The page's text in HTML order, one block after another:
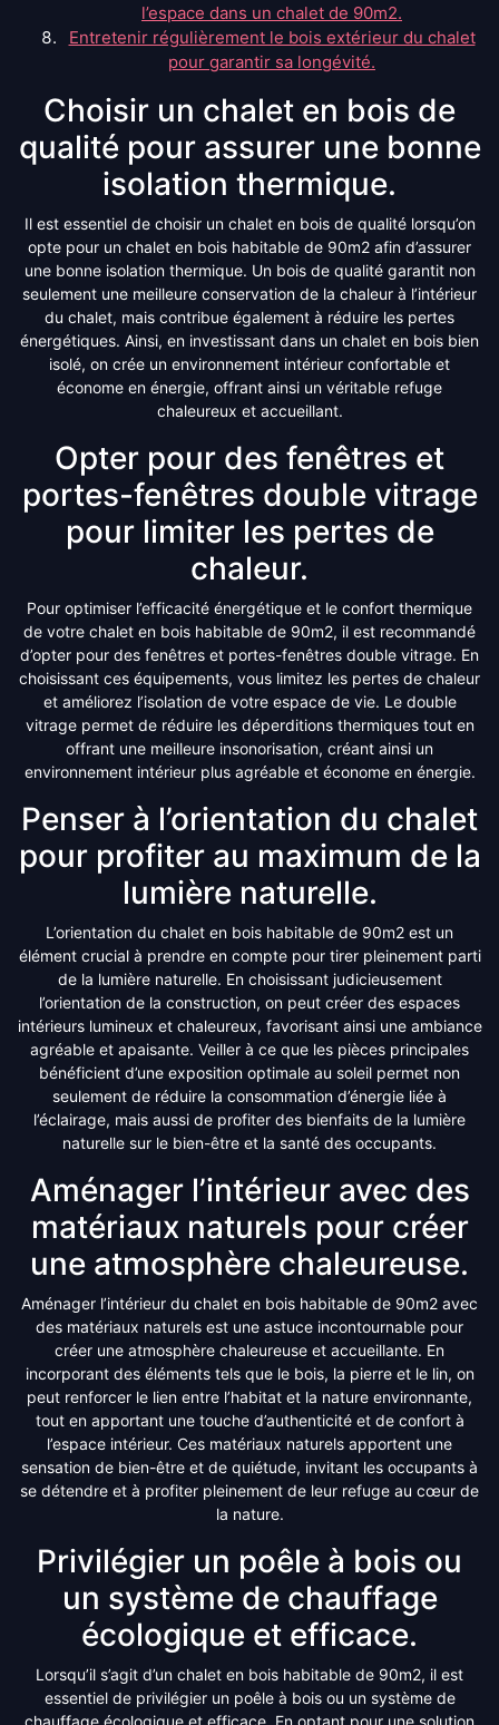
l’espace dans un chalet de 90m2.
Entretenir régulièrement le bois extérieur du chalet
pour garantir sa longévité.
Choisir un chalet en bois de
qualité pour assurer une bonne
isolation thermique.
Il est essentiel de choisir un chalet en bois de qualité lorsqu’on
opte pour un chalet en bois habitable de 90m2 afin d’assurer
une bonne isolation thermique. Un bois de qualité garantit non
seulement une meilleure conservation de la chaleur à l’intérieur
du chalet, mais contribue également à réduire les pertes
énergétiques. Ainsi, en investissant dans un chalet en bois bien
isolé, on crée un environnement intérieur confortable et
économe en énergie, offrant ainsi un véritable refuge
chaleureux et accueillant.
Opter pour des fenêtres et
portes-fenêtres double vitrage
pour limiter les pertes de
chaleur.
Pour optimiser l’efficacité énergétique et le confort thermique
de votre chalet en bois habitable de 90m2, il est recommandé
d’opter pour des fenêtres et portes-fenêtres double vitrage. En
choisissant ces équipements, vous limitez les pertes de chaleur
et améliorez l’isolation de votre espace de vie. Le double
vitrage permet de réduire les déperditions thermiques tout en
offrant une meilleure insonorisation, créant ainsi un
environnement intérieur plus agréable et économe en énergie.
Penser à l’orientation du chalet
pour profiter au maximum de la
lumière naturelle.
L’orientation du chalet en bois habitable de 90m2 est un
élément crucial à prendre en compte pour tirer pleinement parti
de la lumière naturelle. En choisissant judicieusement
l’orientation de la construction, on peut créer des espaces
intérieurs lumineux et chaleureux, favorisant ainsi une ambiance
agréable et apaisante. Veiller à ce que les pièces principales
bénéficient d’une exposition optimale au soleil permet non
seulement de réduire la consommation d’énergie liée à
l’éclairage, mais aussi de profiter des bienfaits de la lumière
naturelle sur le bien-être et la santé des occupants.
Aménager l’intérieur avec des
matériaux naturels pour créer
une atmosphère chaleureuse.
Aménager l’intérieur du chalet en bois habitable de 90m2 avec
des matériaux naturels est une astuce incontournable pour
créer une atmosphère chaleureuse et accueillante. En
incorporant des éléments tels que le bois, la pierre et le lin, on
peut renforcer le lien entre l’habitat et la nature environnante,
tout en apportant une touche d’authenticité et de confort à
l’espace intérieur. Ces matériaux naturels apportent une
sensation de bien-être et de quiétude, invitant les occupants à
se détendre et à profiter pleinement de leur refuge au cœur de
la nature.
Privilégier un poêle à bois ou
un système de chauffage
écologique et efficace.
Lorsqu’il s’agit d’un chalet en bois habitable de 90m2, il est
essentiel de privilégier un poêle à bois ou un système de
chauffage écologique et efficace. En optant pour une solution